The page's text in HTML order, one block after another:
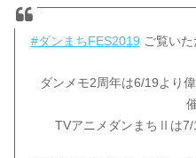
#ダンまちFES2019 ご覧い
ダンメモ2周年は6/19より
TVアニメダンまちⅡは7/